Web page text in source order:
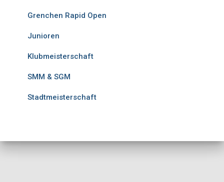
Grenchen Rapid Open
Junioren
Klubmeisterschaft
SMM & SGM
Stadtmeisterschaft